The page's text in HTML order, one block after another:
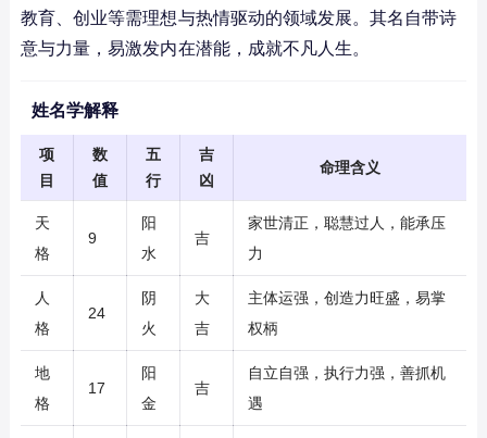
教育、创业等需理想与热情驱动的领域发展。其名自带诗
意与力量，易激发内在潜能，成就不凡人生。
姓名学解释
项
目
数
值
五
行
吉
凶
命理含义
天
格
9
阳
水
吉
家世清正，聪慧过人，能承压
力
人
格
24
阴
火
大
吉
主体运强，创造力旺盛，易掌
权柄
地
格
17
阳
金
吉
自立自强，执行力强，善抓机
遇